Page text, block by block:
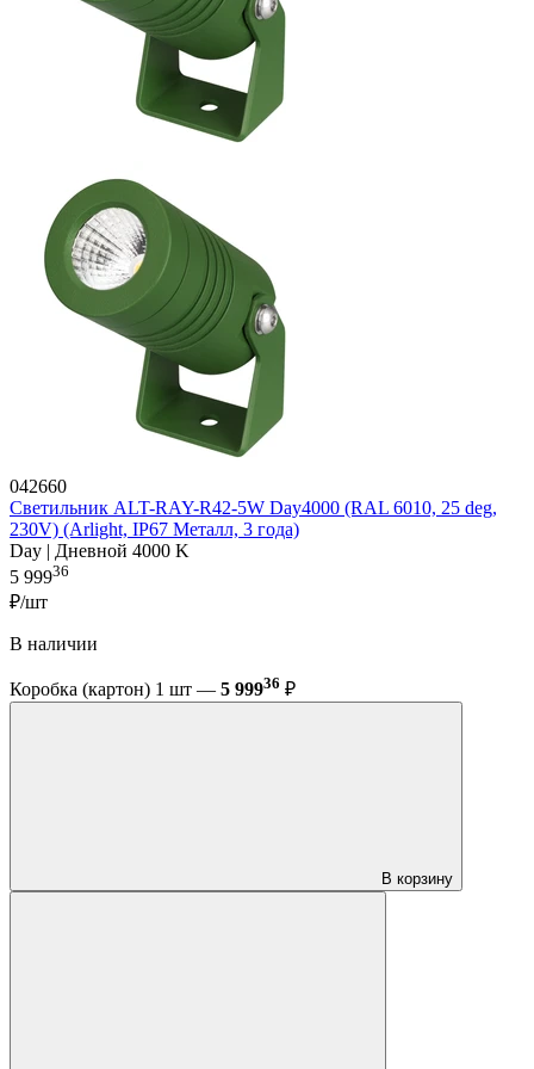
042660
Светильник ALT-RAY-R42-5W Day4000 (RAL 6010, 25 deg,
230V) (Arlight, IP67 Металл, 3 года)
Day | Дневной 4000 K
5 99936
₽/шт
В наличии
Коробка (картон) 1 шт — 5 99936 ₽
В корзину